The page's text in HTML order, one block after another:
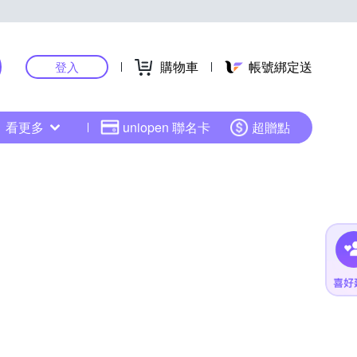
登入 購物車 帳號綁定送
看更多 uniopen 聯名卡 超贈點